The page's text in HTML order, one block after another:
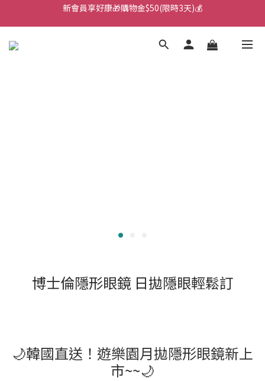
🌙韓國直送！遊樂園月拋新上市！🌙
🌙韓國直送！遊樂園月拋新上市！🌙
博士倫隱形眼鏡 日拋隱眼輕鬆訂
🌙韓國直送！遊樂園月拋隱形眼鏡新上
市~~🌙